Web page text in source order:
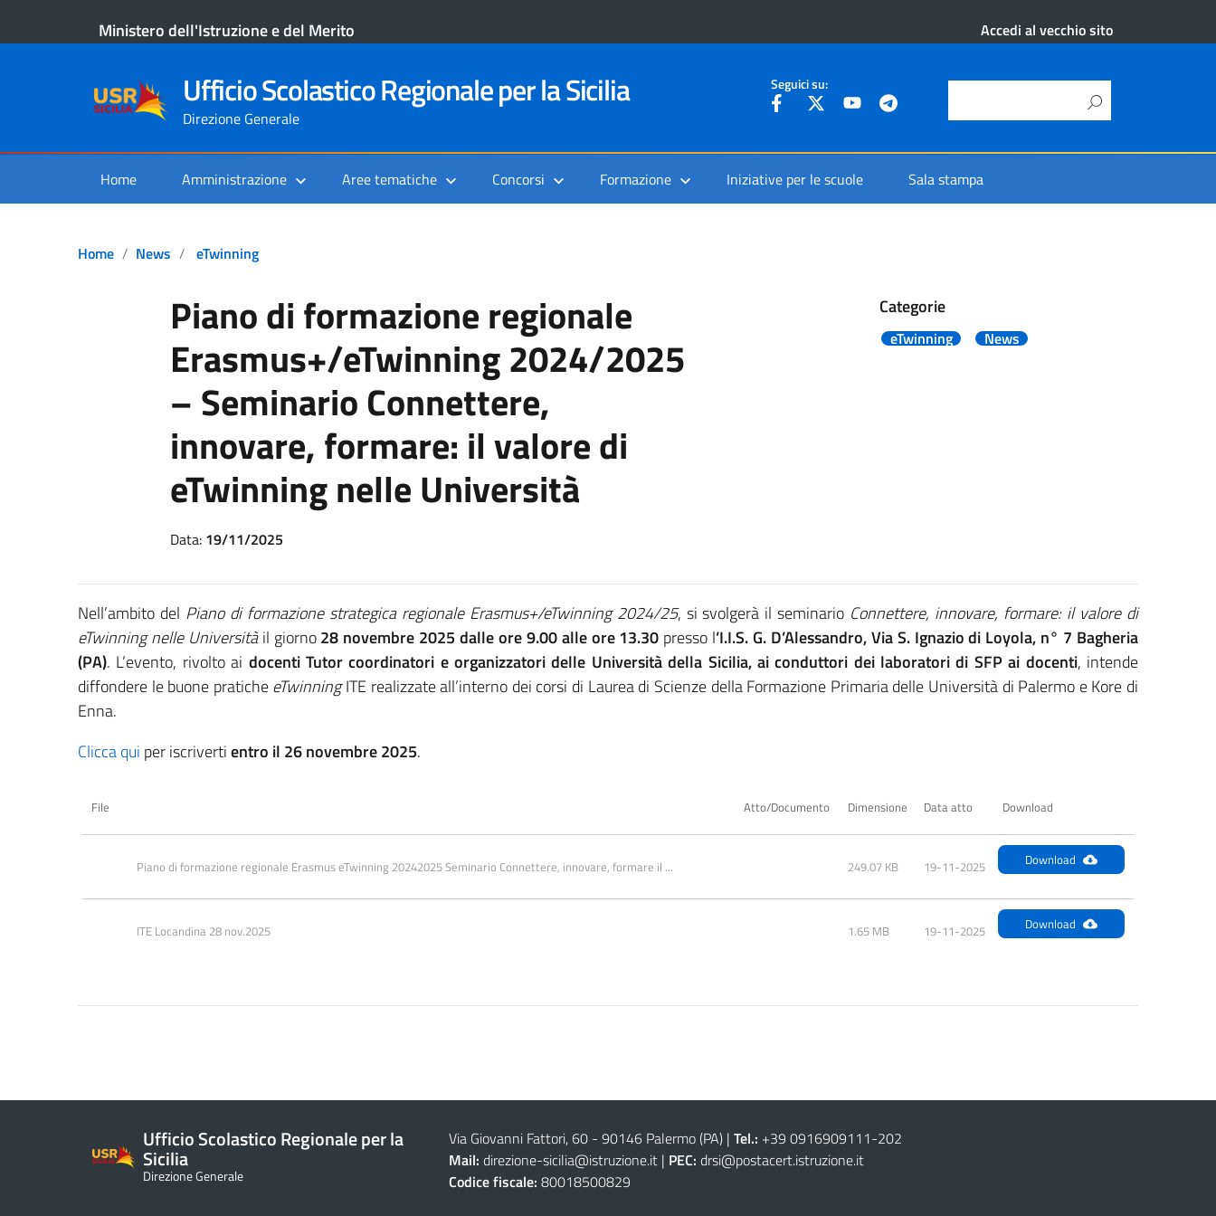
Ministero dell'Istruzione e del Merito Accedi al vecchio sito
Ufficio Scolastico Regionale per la Sicilia
Direzione Generale
Seguici su:
Home Amministrazione Aree tematiche Concorsi Formazione Iniziative per le scuole Sala stampa
Home News eTwinning
Piano di formazione regionale
Erasmus+/eTwinning 2024/2025
– Seminario Connettere,
innovare, formare: il valore di
eTwinning nelle Università
Categorie
eTwinning News
Data: 19/11/2025
Nell’ambito del Piano di formazione strategica regionale Erasmus+/eTwinning 2024/25, si svolgerà il seminario Connettere, innovare, formare: il valore di
eTwinning nelle Universitàil giorno28 novembre 2025 dalle ore 9.00 alle ore 13.30 presso l’I.I.S. G. D’Alessandro, Via S. Ignazio di Loyola, n° 7 Bagheria
(PA). L’evento, rivolto ai docenti Tutor coordinatori e organizzatori delle Università della Sicilia, ai conduttori dei laboratori di SFP ai docenti, intende
diffondere le buone praticheeTwinningITE realizzate all’interno dei corsi di Laurea di Scienze della Formazione Primaria delle Università di Palermo e Kore di
Enna.
Clicca qui per iscrivertientro il 26 novembre 2025.
File Atto/Documento Dimensione Data atto Download
Piano di formazione regionale Erasmus eTwinning 20242025 Seminario Connettere, innovare, formare il ... 249.07 KB 19-11-2025 Download
ITE Locandina 28 nov.2025 1.65 MB 19-11-2025 Download
Ufficio Scolastico Regionale per la
Sicilia
Direzione Generale
Via Giovanni Fattori, 60 - 90146 Palermo (PA)| Tel.: +39 0916909111-202
Mail: direzione-sicilia@istruzione.it| PEC: drsi@postacert.istruzione.it
Codice fiscale: 80018500829